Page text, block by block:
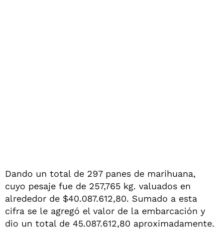
Dando un total de 297 panes de marihuana,
cuyo pesaje fue de 257,765 kg. valuados en
alrededor de $40.087.612,80. Sumado a esta
cifra se le agregó el valor de la embarcación y
dio un total de 45.087.612,80 aproximadamente.